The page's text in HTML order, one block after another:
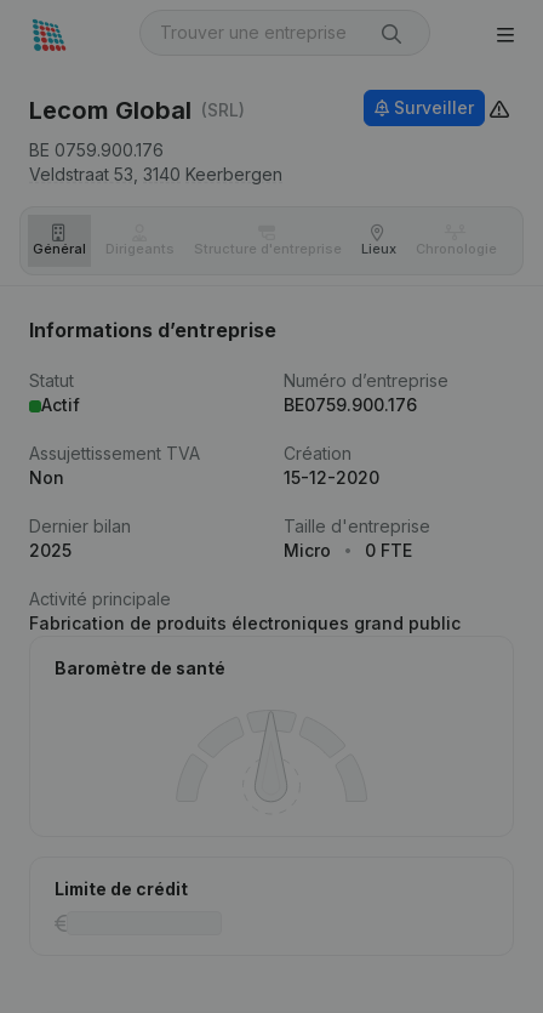
Lecom Global (SRL)
BE 0759.900.176
Veldstraat 53, 3140 Keerbergen
Surveiller
Général Dirigeants Structure d'entreprise Lieux Chronologie
Informations d’entreprise
Statut
Actif
Numéro d’entreprise
BE0759.900.176
Assujettissement TVA
Non
Création
15-12-2020
Dernier bilan
2025
Taille d'entreprise
Micro
0 FTE
Activité principale
Fabrication de produits électroniques grand public
Baromètre de santé
Limite de crédit